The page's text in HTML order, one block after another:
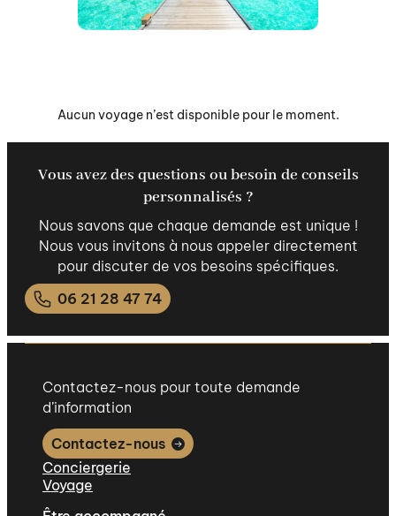
Aucun voyage n’est disponible pour le moment.
Vous avez des questions ou besoin de conseils
personnalisés ?
Nous savons que chaque demande est unique !
Nous vous invitons à nous appeler directement
pour discuter de vos besoins spécifiques.
06 21 28 47 74
Contactez-nous pour toute demande
d’information
Contactez-nous
Conciergerie
Voyage